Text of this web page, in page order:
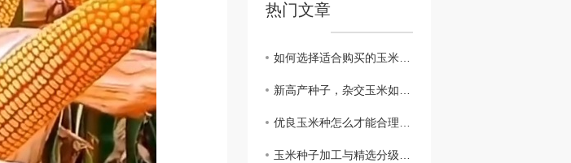
热门文章
如何选择适合购买的玉米种子？
新高产种子，杂交玉米如何种植与管理？
优良玉米种怎么才能合理的布局
玉米种子加工与精选分级作用